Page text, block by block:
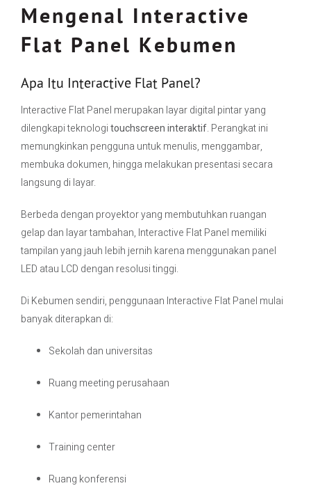
Mengenal Interactive
Flat Panel Kebumen
Apa Itu Interactive Flat Panel?
Interactive Flat Panel merupakan layar digital pintar yang
dilengkapi teknologitouchscreen interaktif. Perangkat ini
memungkinkan pengguna untuk menulis, menggambar,
membuka dokumen, hingga melakukan presentasi secara
langsung di layar.
Berbeda dengan proyektor yang membutuhkan ruangan
gelap dan layar tambahan, Interactive Flat Panel memiliki
tampilan yang jauh lebih jernih karena menggunakan panel
LED atau LCD dengan resolusi tinggi.
Di Kebumen sendiri, penggunaan Interactive Flat Panel mulai
banyak diterapkan di:
Sekolah dan universitas
Ruang meeting perusahaan
Kantor pemerintahan
Training center
Ruang konferensi